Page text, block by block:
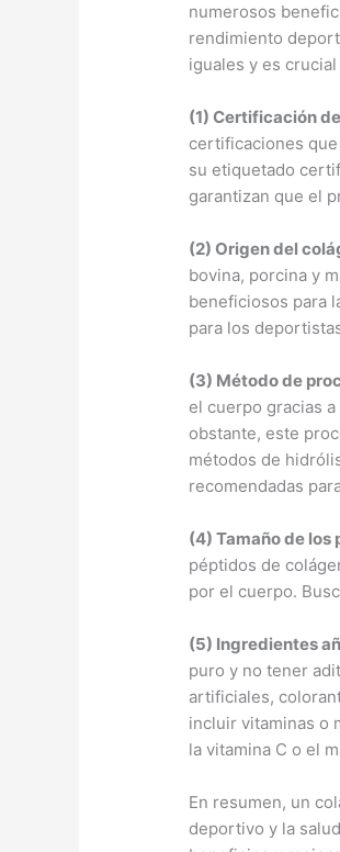
numerosos
rendimiento
iguales y es
(1) Certificación
certificaciones
su etiquetado
garantizan que el
(2) Origen del
bovina, porcina y
beneficiosos para
para los
(3) Método de
el cuerpo gracias
obstante, este
métodos de
recomendadas
(4) Tamaño de los
péptidos de
por el cuerpo.
(5) Ingredientes
puro y no tener
artificiales,
incluir vitaminas o
la vitamina C o el
En resumen, un
deportivo y la